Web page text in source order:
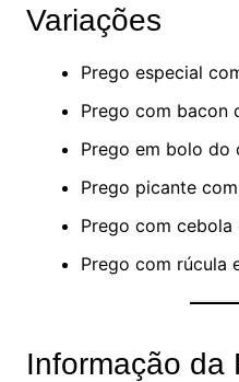
Variações
Prego especial
Prego com bacon
Prego em bolo do
Prego picante
Prego com cebola
Prego com rúcula
Informação da